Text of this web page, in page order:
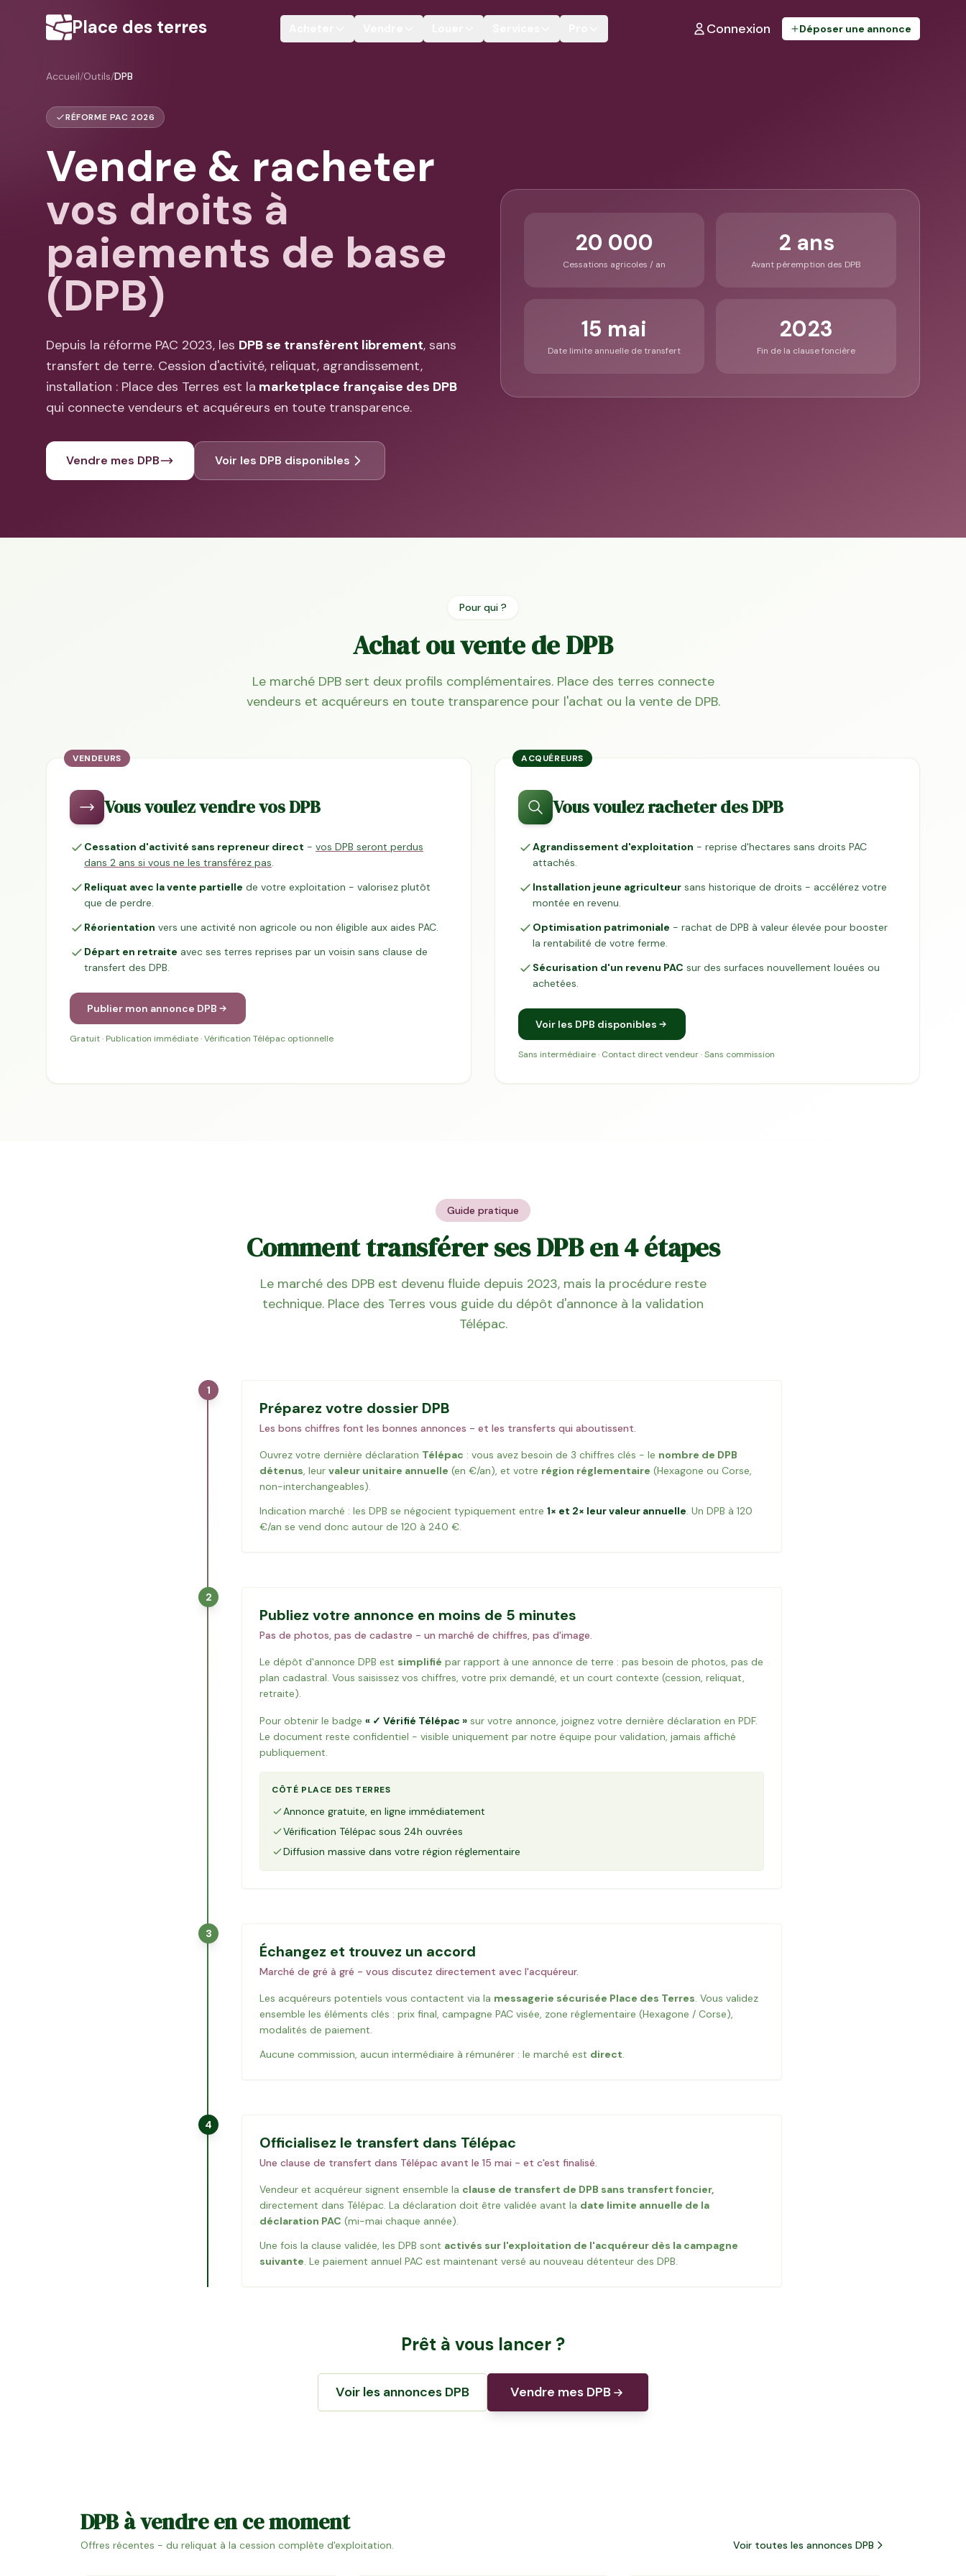
Place des terres Connexion Déposer une annonce
Accueil/Outils/DPB
RÉFORME PAC 2026
Vendre & racheter
vos droits à
paiements de base
(DPB)
Depuis la réforme PAC 2023, les DPB se transfèrent librement, sans
transfert de terre. Cession d'activité, reliquat, agrandissement,
installation : Place des Terres est la marketplace française des DPB
qui connecte vendeurs et acquéreurs en toute transparence.
Vendre mes DPB Voir les DPB disponibles
20 000
Cessations agricoles / an
2 ans
Avant péremption des DPB
15 mai
Date limite annuelle de transfert
2023
Fin de la clause foncière
Pour qui ?
Achat ou vente de DPB
Le marché DPB sert deux profils complémentaires. Place des terres connecte
vendeurs et acquéreurs en toute transparence pour l'achat ou la vente de DPB.
VENDEURS
Vous voulez vendre vos DPB
Cessation d'activité sans repreneur direct - vos DPB seront perdus
dans 2 ans si vous ne les transférez pas.
Reliquat avec la vente partielle de votre exploitation - valorisez plutôt
que de perdre.
Réorientation vers une activité non agricole ou non éligible aux aides PAC.
Départ en retraite avec ses terres reprises par un voisin sans clause de
transfert des DPB.
Publier mon annonce DPB
Gratuit · Publication immédiate · Vérification Télépac optionnelle
ACQUÉREURS
Vous voulez racheter des DPB
Agrandissement d'exploitation - reprise d'hectares sans droits PAC
attachés.
Installation jeune agriculteur sans historique de droits - accélérez votre
montée en revenu.
Optimisation patrimoniale - rachat de DPB à valeur élevée pour booster
la rentabilité de votre ferme.
Sécurisation d'un revenu PAC sur des surfaces nouvellement louées ou
achetées.
Voir les DPB disponibles
Sans intermédiaire · Contact direct vendeur · Sans commission
Guide pratique
Comment transférer ses DPB en 4 étapes
Le marché des DPB est devenu fluide depuis 2023, mais la procédure reste
technique. Place des Terres vous guide du dépôt d'annonce à la validation
Télépac.
1
Préparez votre dossier DPB
Les bons chiffres font les bonnes annonces - et les transferts qui aboutissent.
Ouvrez votre dernière déclaration Télépac : vous avez besoin de 3 chiffres clés - le nombre de DPB
détenus, leur valeur unitaire annuelle (en €/an), et votre région réglementaire (Hexagone ou Corse,
non-interchangeables).
Indication marché : les DPB se négocient typiquement entre 1× et 2× leur valeur annuelle. Un DPB à 120
€/an se vend donc autour de 120 à 240 €.
2
Publiez votre annonce en moins de 5 minutes
Pas de photos, pas de cadastre - un marché de chiffres, pas d'image.
Le dépôt d'annonce DPB est simplifié par rapport à une annonce de terre : pas besoin de photos, pas de
plan cadastral. Vous saisissez vos chiffres, votre prix demandé, et un court contexte (cession, reliquat,
retraite).
Pour obtenir le badge « ✓ Vérifié Télépac » sur votre annonce, joignez votre dernière déclaration en PDF.
Le document reste confidentiel - visible uniquement par notre équipe pour validation, jamais affiché
publiquement.
CÔTÉ PLACE DES TERRES
Annonce gratuite, en ligne immédiatement
Vérification Télépac sous 24h ouvrées
Diffusion massive dans votre région réglementaire
3
Échangez et trouvez un accord
Marché de gré à gré - vous discutez directement avec l'acquéreur.
Les acquéreurs potentiels vous contactent via la messagerie sécurisée Place des Terres. Vous validez
ensemble les éléments clés : prix final, campagne PAC visée, zone réglementaire (Hexagone / Corse),
modalités de paiement.
Aucune commission, aucun intermédiaire à rémunérer : le marché est direct.
4
Officialisez le transfert dans Télépac
Une clause de transfert dans Télépac avant le 15 mai - et c'est finalisé.
Vendeur et acquéreur signent ensemble la clause de transfert de DPB sans transfert foncier,
directement dans Télépac. La déclaration doit être validée avant la date limite annuelle de la
déclaration PAC (mi-mai chaque année).
Une fois la clause validée, les DPB sont activés sur l'exploitation de l'acquéreur dès la campagne
suivante. Le paiement annuel PAC est maintenant versé au nouveau détenteur des DPB.
Prêt à vous lancer ?
Voir les annonces DPB Vendre mes DPB
DPB à vendre en ce moment
Offres récentes - du reliquat à la cession complète d'exploitation. Voir toutes les annonces DPB